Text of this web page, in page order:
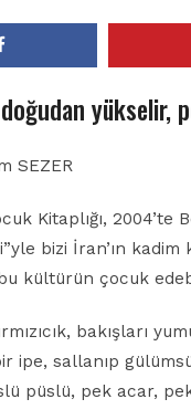
yükselir,
SEZER
Kitaplığı, 2004’te
bizi İran’ın
kültürün çocuk
bakışları
ipe, sallanıp
püslü, pek acar,